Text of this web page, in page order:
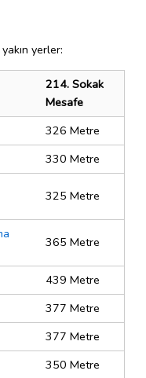
yerler:
214. Sokak
Mesafe
326 Metre
330 Metre
325 Metre
365 Metre
439 Metre
377 Metre
377 Metre
350 Metre